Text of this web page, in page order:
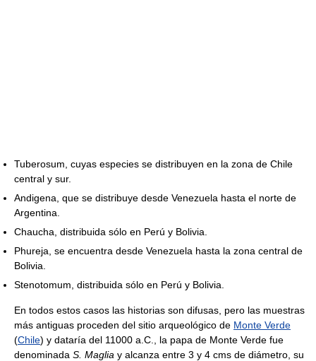
Tuberosum, cuyas especies se distribuyen en la zona de Chile
central y sur.
Andigena, que se distribuye desde Venezuela hasta el norte de
Argentina.
Chaucha, distribuida sólo en Perú y Bolivia.
Phureja, se encuentra desde Venezuela hasta la zona central de
Bolivia.
Stenotomum, distribuida sólo en Perú y Bolivia.
En todos estos casos las historias son difusas, pero las muestras
más antiguas proceden del sitio arqueológico de Monte Verde
(Chile) y dataría del 11000 a.C., la papa de Monte Verde fue
denominada S. Maglia y alcanza entre 3 y 4 cms de diámetro, su